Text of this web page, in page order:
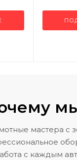
мастера с
с каждым